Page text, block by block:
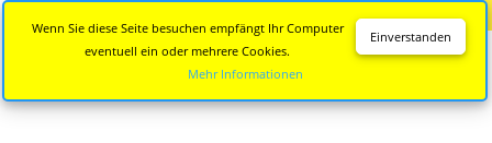
Einverstanden
Wenn Sie diese Seite besuchen empfängt Ihr Computer
eventuell ein oder mehrere Cookies.
Mehr Informationen